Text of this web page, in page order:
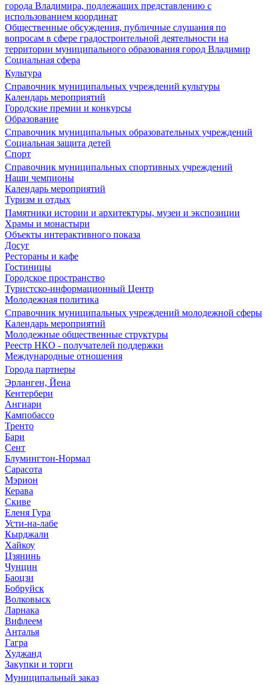
города Владимира, подлежащих представлению с
использованием координат
Общественные обсуждения, публичные слушания по
вопросам в сфере градостроительной деятельности на
территории муниципального образования город Владимир
Социальная сфера
Культура
Справочник муниципальных учреждений культуры
Календарь мероприятий
Городские премии и конкурсы
Образование
Справочник муниципальных образовательных учреждений
Социальная защита детей
Спорт
Справочник муниципальных спортивных учреждений
Наши чемпионы
Календарь мероприятий
Туризм и отдых
Памятники истории и архитектуры, музеи и экспозиции
Храмы и монастыри
Объекты интерактивного показа
Досуг
Рестораны и кафе
Гостиницы
Городское пространство
Туристско-информационный Центр
Молодежная политика
Справочник муниципальных учреждений молодежной сферы
Календарь мероприятий
Молодежные общественные структуры
Реестр НКО - получателей поддержки
Международные отношения
Города партнеры
Эрланген, Йена
Кентербери
Ангиари
Кампобассо
Тренто
Бари
Сент
Блумингтон-Нормал
Сарасота
Мэрион
Керава
Скиве
Еленя Гура
Усти-на-лабе
Кырджали
Хайкоу
Цзянинь
Чунцин
Баоцзи
Бобруйск
Волковыск
Ларнака
Вифлеем
Анталья
Гагра
Худжанд
Закупки и торги
Муниципальный заказ